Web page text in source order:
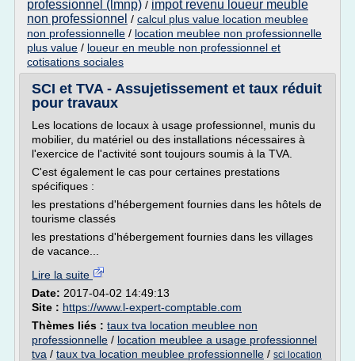
professionnel (lmnp) / impot revenu loueur meuble
non professionnel / calcul plus value location meublee
non professionnelle / location meublee non professionnelle
plus value / loueur en meuble non professionnel et
cotisations sociales
SCI et TVA - Assujetissement et taux réduit
pour travaux
Les locations de locaux à usage professionnel, munis du
mobilier, du matériel ou des installations nécessaires à
l'exercice de l'activité sont toujours soumis à la TVA.
C'est également le cas pour certaines prestations
spécifiques :
les prestations d'hébergement fournies dans les hôtels de
tourisme classés
les prestations d'hébergement fournies dans les villages
de vacance...
Lire la suite
Date: 2017-04-02 14:49:13
Site : https://www.l-expert-comptable.com
Thèmes liés : taux tva location meublee non
professionnelle / location meublee a usage professionnel
tva / taux tva location meublee professionnelle / sci location